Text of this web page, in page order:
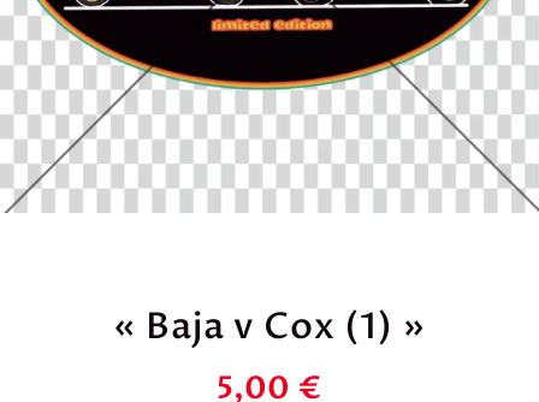
« Baja v Cox (1) »
5,00 €